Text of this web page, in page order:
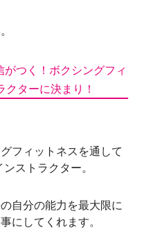
つく！ボクシングフィ
ターに決まり！
フィットネスを通して
ストラクター。
自分の能力を最大限に
にしてくれます。